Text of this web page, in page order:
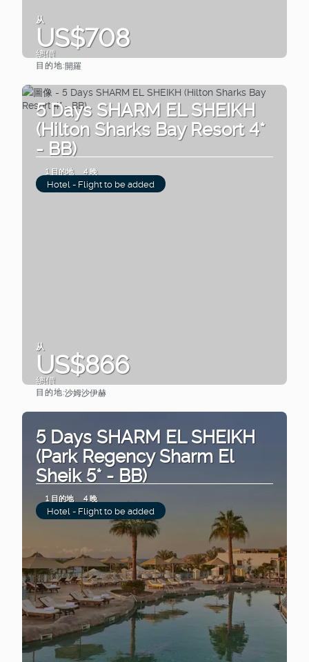
从
US$708
總價
目的地:開羅
5 Days SHARM EL SHEIKH
(Hilton Sharks Bay Resort 4*
- BB)
1 目的地 4 晚
Hotel - Flight to be added
从
US$866
總價
目的地:沙姆沙伊赫
5 Days SHARM EL SHEIKH
(Park Regency Sharm El
Sheik 5* - BB)
1 目的地 4 晚
Hotel - Flight to be added